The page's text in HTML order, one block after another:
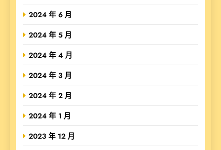
2024 年 6 月
2024 年 5 月
2024 年 4 月
2024 年 3 月
2024 年 2 月
2024 年 1 月
2023 年 12 月